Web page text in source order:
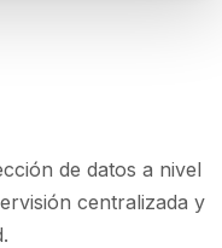
de datos a nivel
centralizada y